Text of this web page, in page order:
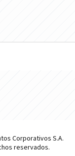
Corporativos S.A.
reservados.